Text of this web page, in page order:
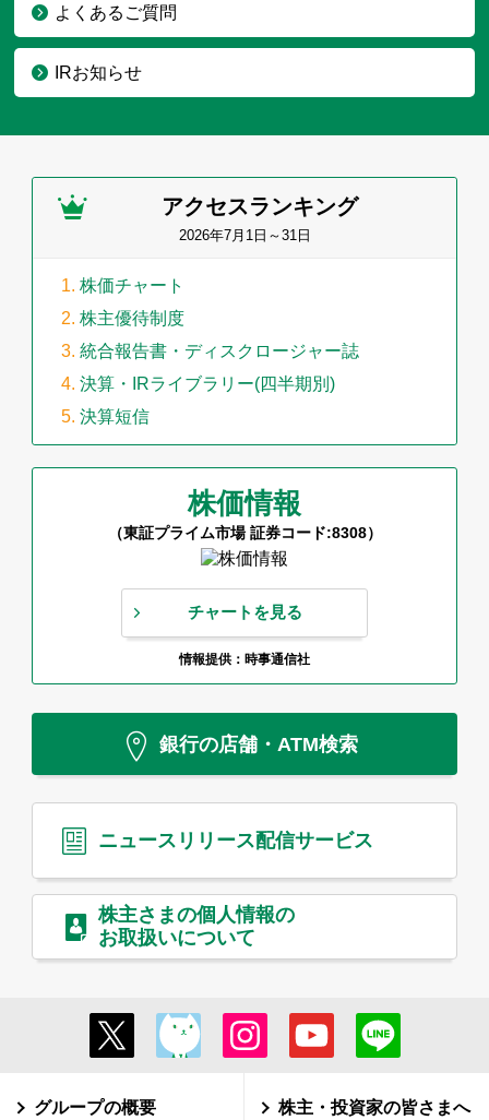
よくあるご質問
IRお知らせ
アクセスランキング
2026年7月1日～31日
株価チャート
株主優待制度
統合報告書・ディスクロージャー誌
決算・IRライブラリー(四半期別)
決算短信
株価情報
（東証プライム市場 証券コード:8308）
チャートを見る
情報提供：時事通信社
銀行の店舗・ATM検索
ニュースリリース配信サービス
株主さまの個人情報の
お取扱いについて
グループの概要 株主・投資家の皆さまへ